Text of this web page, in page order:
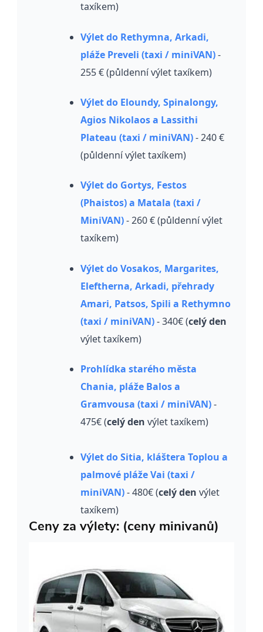
taxíkem)
Výlet do Rethymna, Arkadi,
pláže Preveli (taxi / miniVAN)-
255 € (půldenní výlet taxíkem)
Výlet do Eloundy, Spinalongy,
Agios Nikolaos a Lassithi
Plateau (taxi / miniVAN)- 240 €
(půldenní výlet taxíkem)
Výlet do Gortys, Festos
(Phaistos) a Matala (taxi /
MiniVAN)- 260 € (půldenní výlet
taxíkem)
Výlet do Vosakos, Margarites,
Eleftherna, Arkadi, přehrady
Amari, Patsos, Spili a Rethymno
(taxi / miniVAN)- 340€ (celý den
výlet taxíkem)
Prohlídka starého města
Chania, pláže Balos a
Gramvousa (taxi / miniVAN)-
475€ (celý den výlet taxíkem)
Výlet do Sitia, kláštera Toplou a
palmové pláže Vai (taxi /
miniVAN)- 480€ (celý den výlet
taxíkem)
Ceny za výlety: (ceny minivanů)